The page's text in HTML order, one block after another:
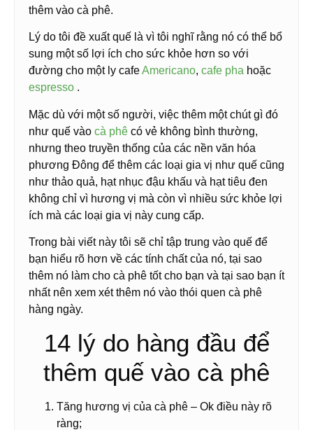
thêm vào cà phê.
Lý do tôi đề xuất quế là vì tôi nghĩ rằng nó có thể bổ
sung một số lợi ích cho sức khỏe hơn so với
đường cho một ly cafeAmericano, cafe pha hoặc
espresso .
Mặc dù với một số người, việc thêm một chút gì đó
như quế vào cà phê có vẻ không bình thường,
nhưng theo truyền thống của các nền văn hóa
phương Đông để thêm các loại gia vị như quế cũng
như thảo quả, hạt nhục đậu khấu và hạt tiêu đen
không chỉ vì hương vị mà còn vì nhiều sức khỏe lợi
ích mà các loại gia vị này cung cấp.
Trong bài viết này tôi sẽ chỉ tập trung vào quế để
bạn hiểu rõ hơn về các tính chất của nó, tại sao
thêm nó làm cho cà phê tốt cho bạn và tại sao bạn ít
nhất nên xem xét thêm nó vào thói quen cà phê
hàng ngày.
14 lý do hàng đầu để
thêm quế vào cà phê
Tăng hương vị của cà phê – Ok điều này rõ
ràng;